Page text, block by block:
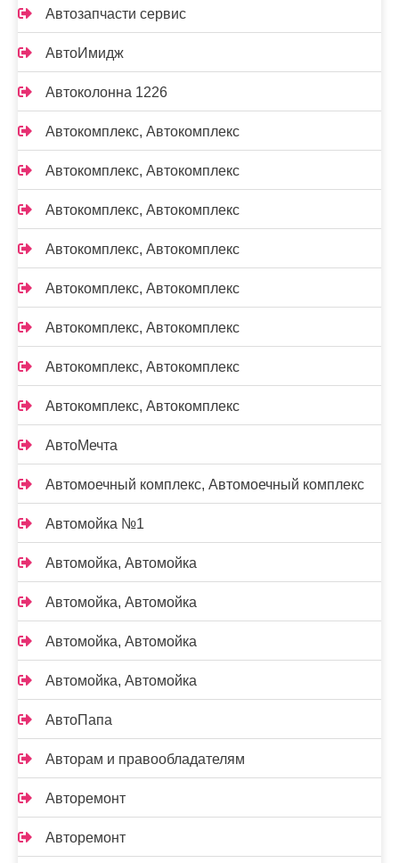
Автозапчасти сервис
АвтоИмидж
Автоколонна 1226
Автокомплекс, Автокомплекс
Автокомплекс, Автокомплекс
Автокомплекс, Автокомплекс
Автокомплекс, Автокомплекс
Автокомплекс, Автокомплекс
Автокомплекс, Автокомплекс
Автокомплекс, Автокомплекс
Автокомплекс, Автокомплекс
АвтоМечта
Автомоечный комплекс, Автомоечный комплекс
Автомойка №1
Автомойка, Автомойка
Автомойка, Автомойка
Автомойка, Автомойка
Автомойка, Автомойка
АвтоПапа
Авторам и правообладателям
Авторемонт
Авторемонт